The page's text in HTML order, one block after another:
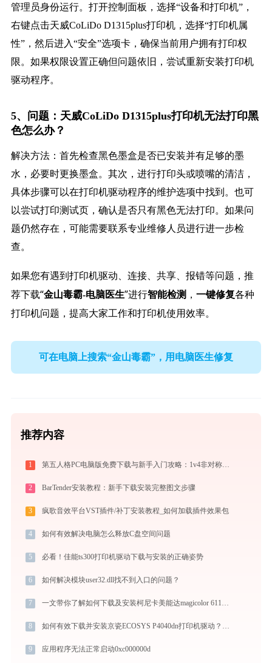
管理员身份运行。打开控制面板，选择“设备和打印机”，
右键点击天威CoLiDo D1315plus打印机，选择“打印机属
性”，然后进入“安全”选项卡，确保当前用户拥有打印权
限。如果权限设置正确但问题依旧，尝试重新安装打印机
驱动程序。
5、问题：天威CoLiDo D1315plus打印机无法打印黑
色怎么办？
解决方法：首先检查黑色墨盒是否已安装并有足够的墨
水，必要时更换墨盒。其次，进行打印头或喷嘴的清洁，
具体步骤可以在打印机驱动程序的维护选项中找到。也可
以尝试打印测试页，确认是否只有黑色无法打印。如果问
题仍然存在，可能需要联系专业维修人员进行进一步检
查。
如果您有遇到打印机驱动、连接、共享、报错等问题，推
荐下载“金山毒霸-电脑医生”进行智能检测， 一键修复各种
打印机问题，提高大家工作和打印机使用效率。
可在电脑上搜索“金山毒霸”，用电脑医生修复
推荐内容
1 第五人格PC电脑版免费下载与新手入门攻略：1v4非对称竞技的极致体验
2 BarTender安装教程：新手下载安装完整图文步骤
3 疯歌音效平台VST插件/补丁安装教程_如何加载插件效果包
4 如何有效解决电脑怎么释放C盘空间问题
5 必看！佳能ts300打印机驱动下载与安装的正确姿势
6 如何解决模块user32.dll找不到入口的问题？
7 一文带你了解如何下载及安装柯尼卡美能达magicolor 6110打印机驱动
8 如何有效下载并安装京瓷ECOSYS P4040dn打印机驱动？全方位指导手册
9 应用程序无法正常启动0xc000000d